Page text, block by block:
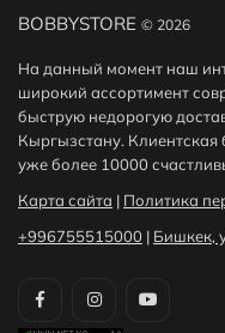
BOBBYSTORE © 2026
На данный момент наш
широкий ассортимент
быструю недорогую
Кыргызстану. Клиентская
уже более 10000
Карта сайта | Политика
+996755515000 | Бишкек,